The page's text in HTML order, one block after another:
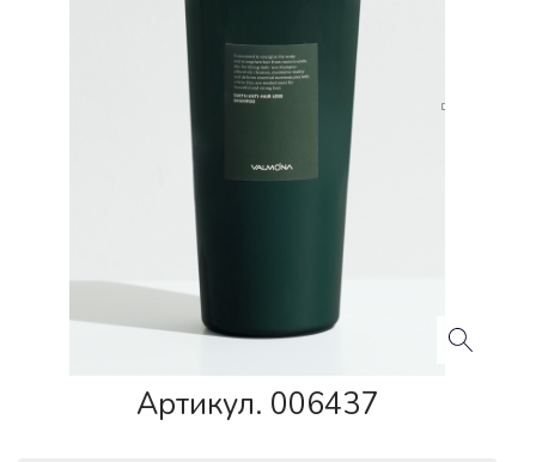
Артикул. 006437